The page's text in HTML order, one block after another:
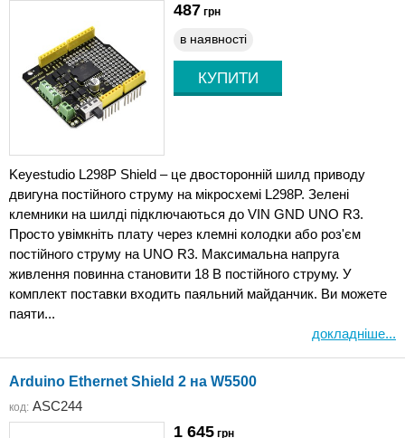
487 грн
в наявності
Keyestudio L298P Shield – це двосторонній шилд приводу
двигуна постійного струму на мікросхемі L298P. Зелені
клемники на шилді підключаються до VIN GND UNO R3.
Просто увімкніть плату через клемні колодки або роз'єм
постійного струму на UNO R3. Максимальна напруга
живлення повинна становити 18 В постійного струму. У
комплект поставки входить паяльний майданчик. Ви можете
паяти...
докладніше...
Arduino Ethernet Shield 2 на W5500
код: ASC244
1 645 грн